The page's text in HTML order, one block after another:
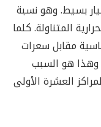
بسيط. وهو نسبة
المتناولة. كلما
مقابل سعرات
وهذا هو السبب
العشرة الأولى